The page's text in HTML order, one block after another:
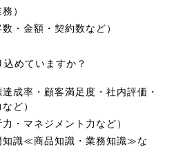
）
・金額・契約数など）
めていますか？
成率・顧客満足度・社内評価・
ど）
・マネジメント力など）
知識≪商品知識・業務知識≫な